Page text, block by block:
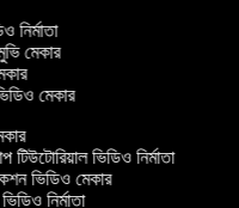
নির্মাতা
মেকার
মেকার
ভিডিও নির্মাতা
ভিডিও মেকার
নির্মাতা